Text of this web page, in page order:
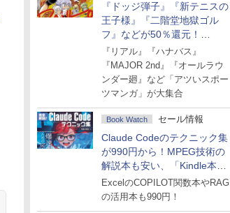
『ドッジ弾子』『新テニスの
王子様』『二階堂地獄ゴル
フ』などが50％還元！
Amazonマンガ週末セール
『リアル』『ハナバス』
『MAJOR 2nd』『オールラウ
ンダー廻』など「アツいスポー
ツマンガ」が大集合
Book Watch セール情報
Claude Codeのテクニック集
が990円から！MPEG技術の
解説本も安い、「Kindle本サ
マーセール」第2弾開始！
ExcelのCOPILOT関数本やRAG
の活用本も990円！